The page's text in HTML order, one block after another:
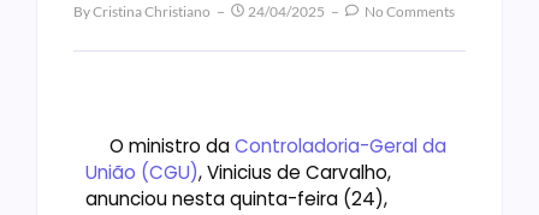
ByCristina Christiano 24/04/2025 No Comments
O ministro daControladoria-Geral da
União (CGU), Vinicius de Carvalho,
anunciou nesta quinta-feira (24),